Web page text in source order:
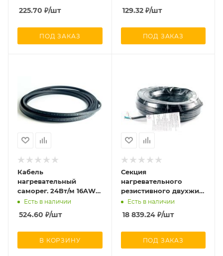
м 0.88кв.мм/55м 200м
Rexant 51-0279
225.70 ₽/шт
ПОД ЗАКАЗ
16Вт/м 0.88кв.мм/105м
300м Rexant 51-0274
129.32₽/шт
ПОД ЗАКАЗ
Кабель
нагревательный
саморег. 24Вт/м 16AWG
строительного
применения (кровли;
трубы) термопласт
Есть в наличии
524.60 ₽/шт
В КОРЗИНУ
Секция
нагревательного
резистивного двухжил.
кабеля 30Вт/м 1950Вт
(площадки/кровли)
термопласт (дл.65м)
1950/30
Есть в наличии
18 839.24₽/шт
ПОД ЗАКАЗ